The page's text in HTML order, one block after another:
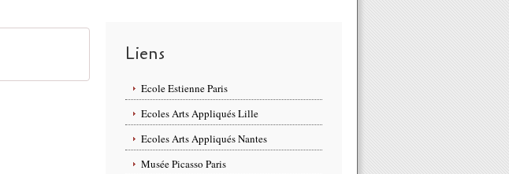
Liens
Ecole Estienne Paris
Ecoles Arts Appliqués Lille
Ecoles Arts Appliqués Nantes
Musée Picasso Paris